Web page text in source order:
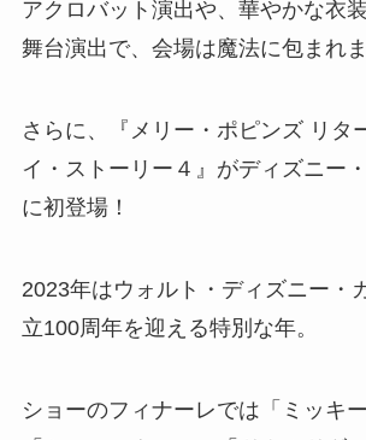
アクロバット演出や、華やかな衣
舞台演出で、会場は魔法に包まれま
さらに、『メリー・ポピンズ リタ
イ・ストーリー４』がディズニー
に初登場！
2023年はウォルト・ディズニー・
立100周年を迎える特別な年。
ショーのフィナーレでは「ミッキー